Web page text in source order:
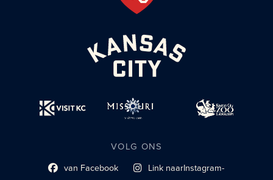
VOLG ONS
Link naar sociaal profiel
van Facebook Link naarInstagram-
sociaal profiel